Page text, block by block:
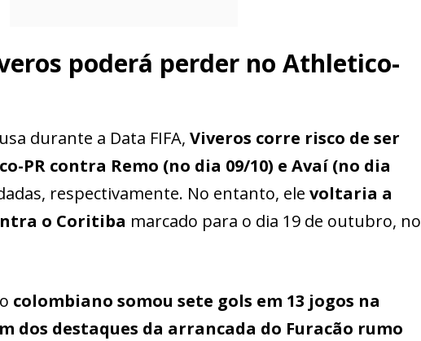
poderá perder no Athletico-
durante a Data FIFA, Viveros corre risco de ser
PR contra Remo (no dia 09/10) e Avaí (no dia
respectivamente. No entanto, ele voltaria a
o Coritiba marcado para o dia 19 de outubro, no
colombiano somou sete gols em 13 jogos na
dos destaques da arrancada do Furacão rumo